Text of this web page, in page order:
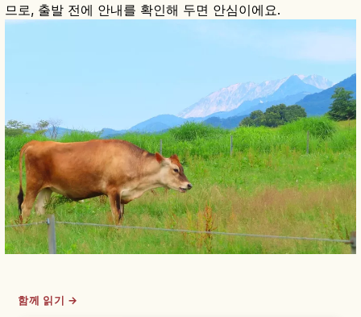
므로, 출발 전에 안내를 확인해 두면 안심이에요.
함께 읽기 →